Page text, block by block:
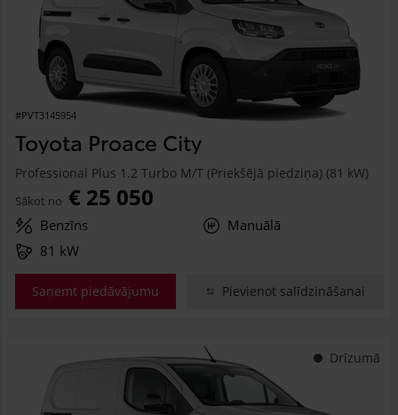
#PVT3145954
Toyota Proace City
Professional Plus 1.2 Turbo M/T (Priekšējā piedziņa) (81 kW)
Sākot no € 25 050
Benzīns
Manuālā
81 kW
Saņemt piedāvājumu Pievienot salīdzināšanai
Drīzumā